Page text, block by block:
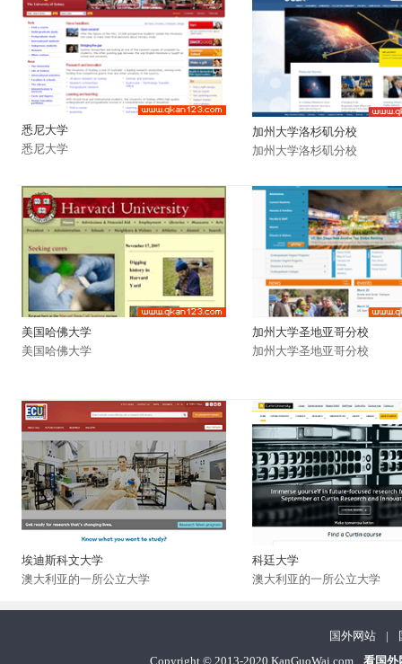
悉尼大学
悉尼大学
加州大学洛杉矶分校
加州大学洛杉矶分校
美国哈佛大学
美国哈佛大学
加州大学圣地亚哥分校
加州大学圣地亚哥分校
埃迪斯科文大学
澳大利亚的一所公立大学
科廷大学
澳大利亚的一所公立大学
国外网站 |
Copyright ©2013-2020 KanGuoWai.com 看国外